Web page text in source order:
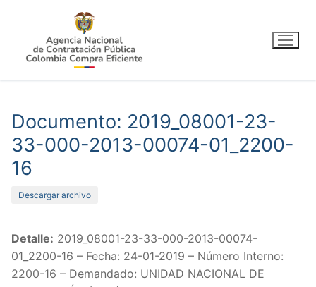
contenido
Documento: 2019_08001-23-
33-000-2013-00074-01_2200-
16
Descargar archivo
Detalle: 2019_08001-23-33-000-2013-00074-
01_2200-16 – Fecha: 24-01-2019 – Número Interno:
2200-16 – Demandado: UNIDAD NACIONAL DE